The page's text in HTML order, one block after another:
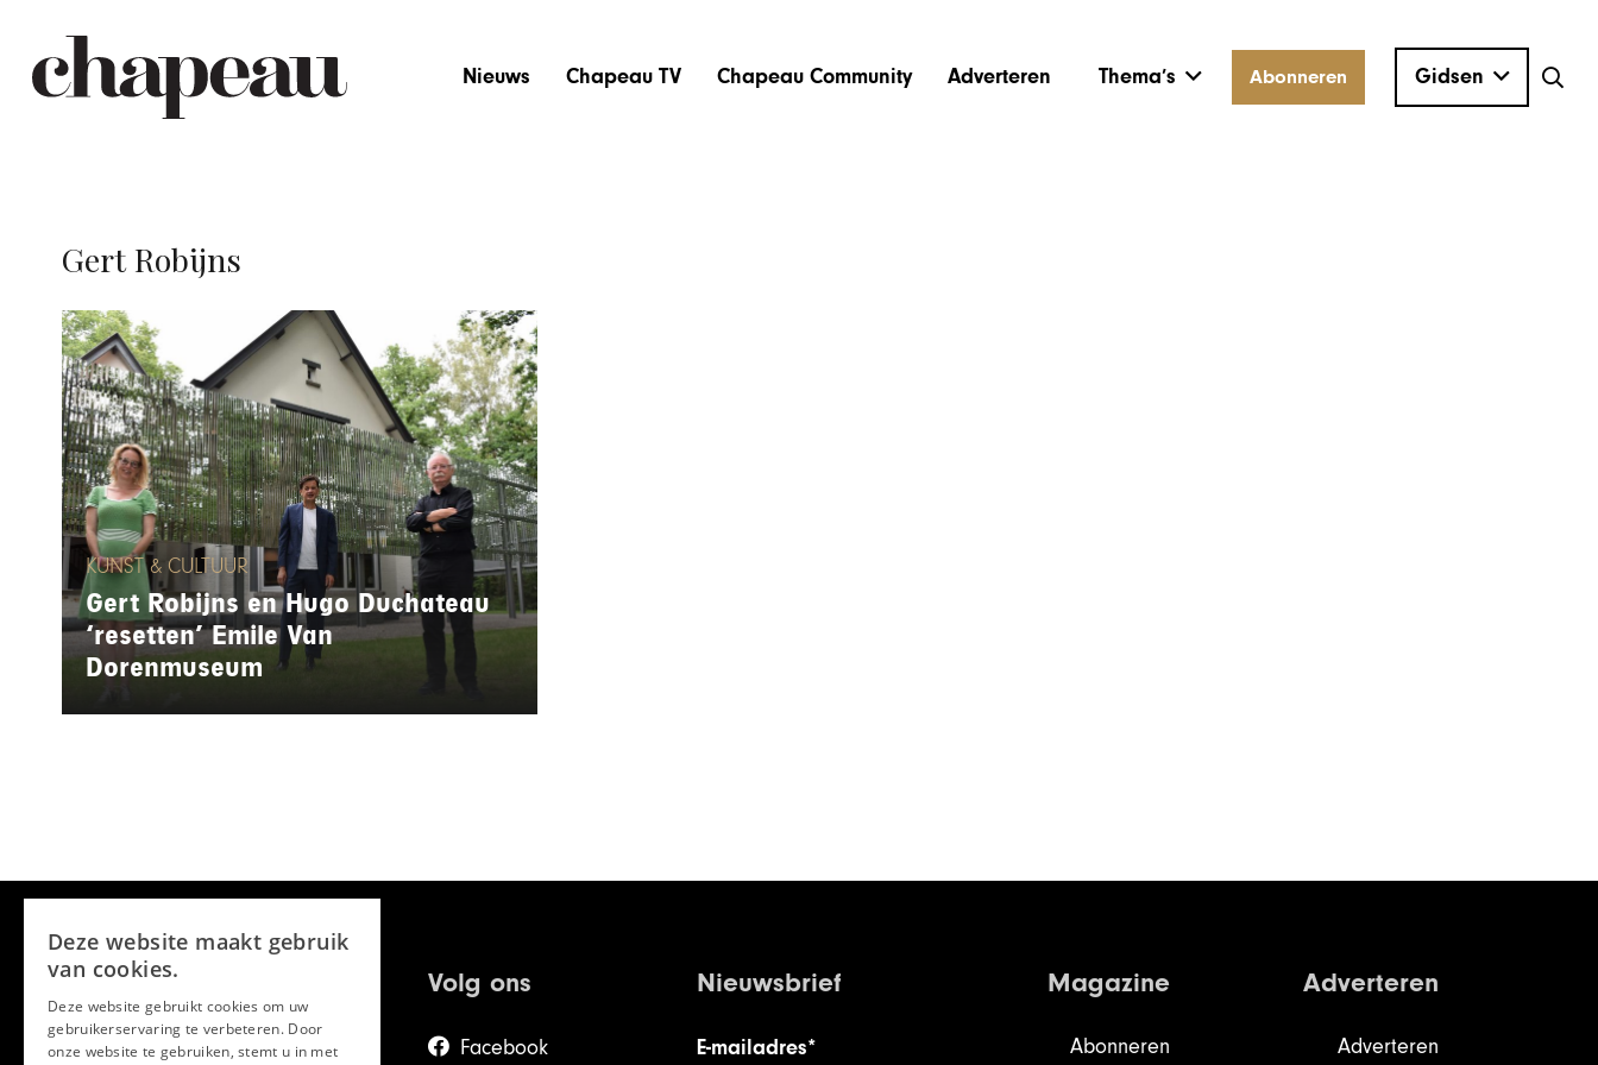
Nieuws Chapeau TV Chapeau Community Adverteren Thema’s Abonneren Gidsen
Gert Robijns
KUNST & CULTUUR
Gert Robijns en Hugo Duchateau
‘resetten’ Emile Van
Dorenmuseum
Volg ons
Facebook
Nieuwsbrief
E-mailadres*
Magazine
Abonneren
Adverteren
Adverteren
Deze website maakt gebruik
van cookies.
Deze website gebruikt cookies om uw
gebruikerservaring te verbeteren. Door
onze website te gebruiken, stemt u in met